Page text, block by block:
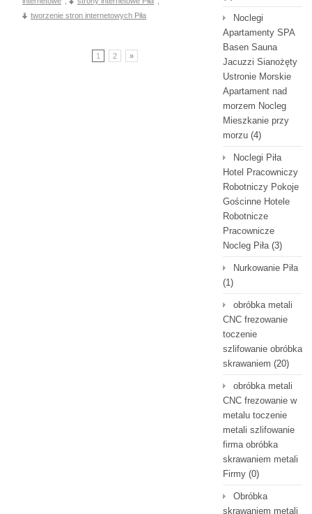
tworzenie stron internetowych Piła
1 2 »
Noclegi
Apartamenty SPA
Basen Sauna
Jacuzzi Sianożęty
Ustronie Morskie
Apartament nad
morzem Nocleg
Mieszkanie przy
morzu (4)
Noclegi Piła
Hotel Pracowniczy
Robotniczy Pokoje
Gościnne Hotele
Robotnicze
Pracownicze
Nocleg Piła(3)
Nurkowanie Piła
(1)
obróbka metali
CNC frezowanie
toczenie
szlifowanie obróbka
skrawaniem (20)
obróbka metali
CNC frezowanie w
metalu toczenie
metali szlifowanie
firma obróbka
skrawaniem metali
Firmy (0)
Obróbka
skrawaniem metali